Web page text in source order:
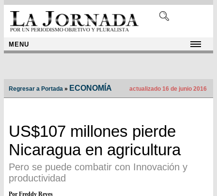
MENU
Regresar a Portada » ECONOMÍA actualizado 16 de junio 2016
US$107 millones pierde
Nicaragua en agricultura
Pero se puede combatir con Innovación y
productividad
Por Freddy Reyes